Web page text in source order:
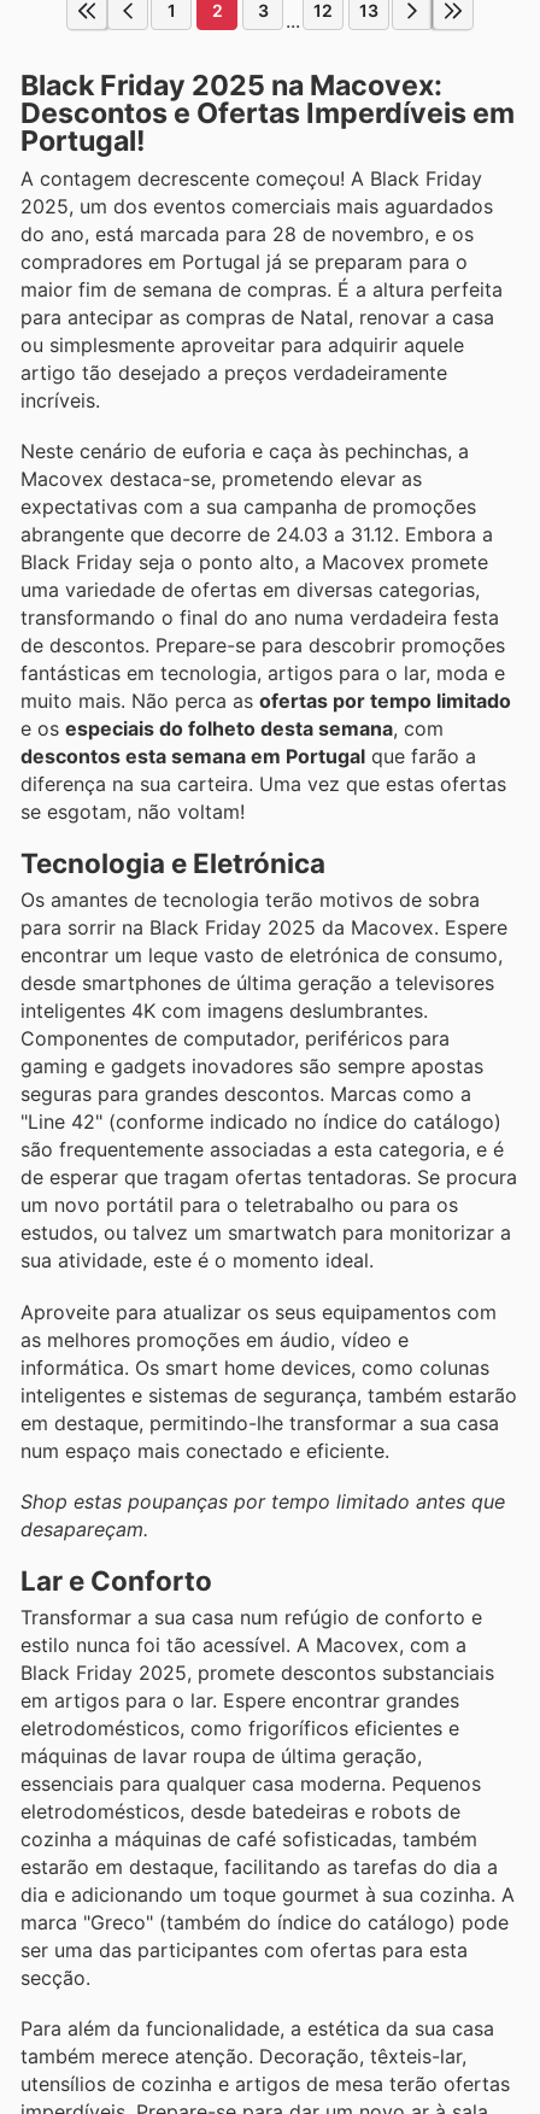
1 2 3 ... 12 13
Black Friday 2025 na Macovex:
Descontos e Ofertas Imperdíveis em
Portugal!
A contagem decrescente começou! A Black Friday
2025, um dos eventos comerciais mais aguardados
do ano, está marcada para 28 de novembro, e os
compradores em Portugal já se preparam para o
maior fim de semana de compras. É a altura perfeita
para antecipar as compras de Natal, renovar a casa
ou simplesmente aproveitar para adquirir aquele
artigo tão desejado a preços verdadeiramente
incríveis.
Neste cenário de euforia e caça às pechinchas, a
Macovex destaca-se, prometendo elevar as
expectativas com a sua campanha de promoções
abrangente que decorre de 24.03 a 31.12. Embora a
Black Friday seja o ponto alto, a Macovex promete
uma variedade de ofertas em diversas categorias,
transformando o final do ano numa verdadeira festa
de descontos. Prepare-se para descobrir promoções
fantásticas em tecnologia, artigos para o lar, moda e
muito mais. Não perca as ofertas por tempo limitado
e os especiais do folheto desta semana, com
descontos esta semana em Portugal que farão a
diferença na sua carteira. Uma vez que estas ofertas
se esgotam, não voltam!
Tecnologia e Eletrónica
Os amantes de tecnologia terão motivos de sobra
para sorrir na Black Friday 2025 da Macovex. Espere
encontrar um leque vasto de eletrónica de consumo,
desde smartphones de última geração a televisores
inteligentes 4K com imagens deslumbrantes.
Componentes de computador, periféricos para
gaming e gadgets inovadores são sempre apostas
seguras para grandes descontos. Marcas como a
"Line 42" (conforme indicado no índice do catálogo)
são frequentemente associadas a esta categoria, e é
de esperar que tragam ofertas tentadoras. Se procura
um novo portátil para o teletrabalho ou para os
estudos, ou talvez um smartwatch para monitorizar a
sua atividade, este é o momento ideal.
Aproveite para atualizar os seus equipamentos com
as melhores promoções em áudio, vídeo e
informática. Os smart home devices, como colunas
inteligentes e sistemas de segurança, também estarão
em destaque, permitindo-lhe transformar a sua casa
num espaço mais conectado e eficiente.
Shop estas poupanças por tempo limitado antes que
desapareçam.
Lar e Conforto
Transformar a sua casa num refúgio de conforto e
estilo nunca foi tão acessível. A Macovex, com a
Black Friday 2025, promete descontos substanciais
em artigos para o lar. Espere encontrar grandes
eletrodomésticos, como frigoríficos eficientes e
máquinas de lavar roupa de última geração,
essenciais para qualquer casa moderna. Pequenos
eletrodomésticos, desde batedeiras e robots de
cozinha a máquinas de café sofisticadas, também
estarão em destaque, facilitando as tarefas do dia a
dia e adicionando um toque gourmet à sua cozinha. A
marca "Greco" (também do índice do catálogo) pode
ser uma das participantes com ofertas para esta
secção.
Para além da funcionalidade, a estética da sua casa
também merece atenção. Decoração, têxteis-lar,
utensílios de cozinha e artigos de mesa terão ofertas